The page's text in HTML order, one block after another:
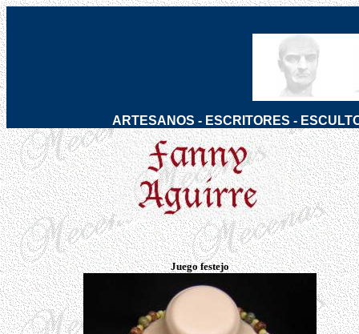
ARTESANOS - ESCRITORES -
Juego festejo